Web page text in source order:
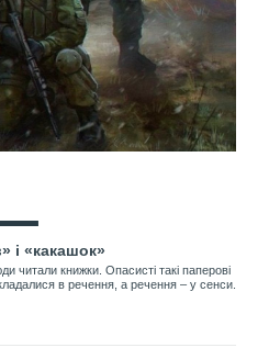
і «какашок»
читали книжки. Опасисті такі паперові
в речення, а речення – у сенси.